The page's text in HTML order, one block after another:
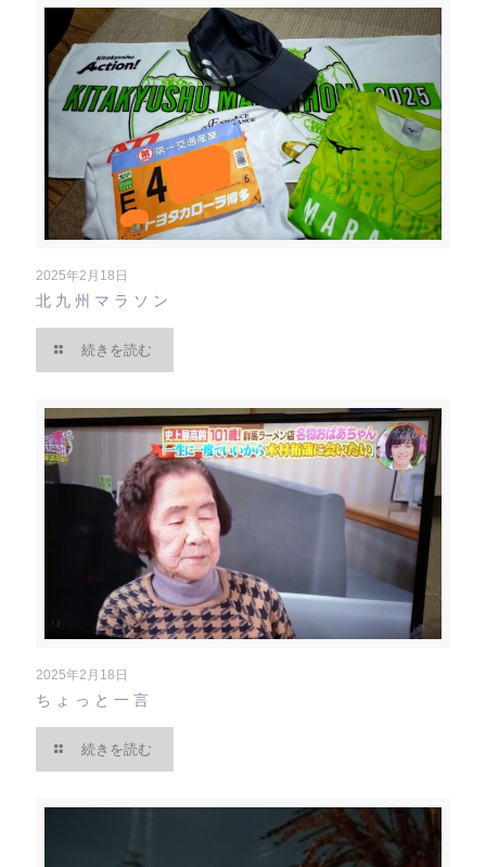
2025年2月18日
北九州マラソン
続きを読む
2025年2月18日
ちょっと一言
続きを読む